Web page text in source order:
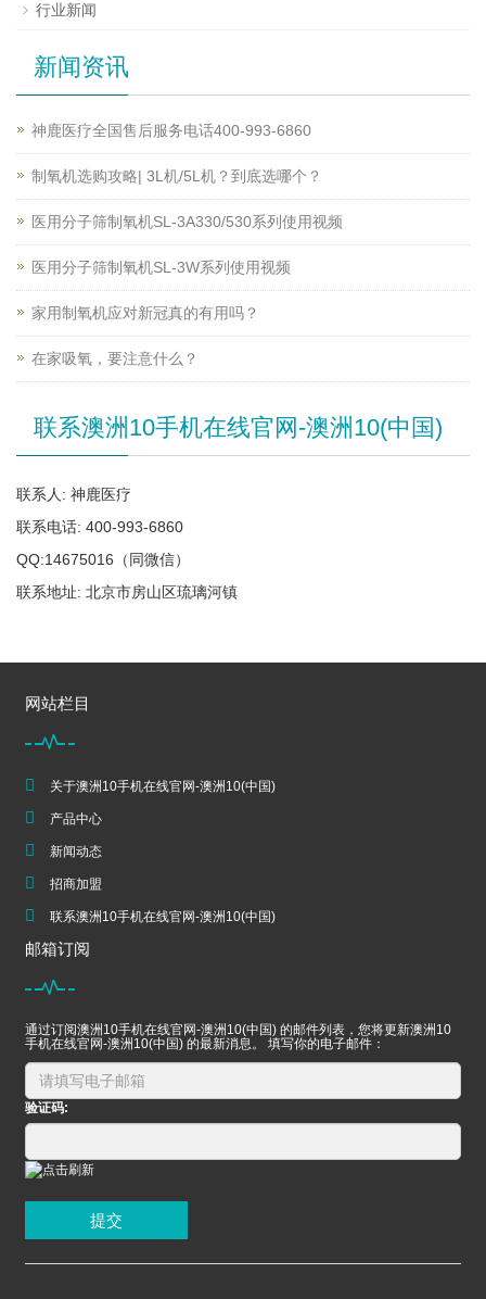
行业新闻
新闻资讯
神鹿医疗全国售后服务电话400-993-6860
制氧机选购攻略| 3L机/5L机？到底选哪个？
医用分子筛制氧机SL-3A330/530系列使用视频
医用分子筛制氧机SL-3W系列使用视频
家用制氧机应对新冠真的有用吗？
在家吸氧，要注意什么？
联系澳洲10手机在线官网-澳洲10(中国)
联系人: 神鹿医疗
联系电话: 400-993-6860
QQ:14675016（同微信）
联系地址: 北京市房山区琉璃河镇
网站栏目
关于澳洲10手机在线官网-澳洲10(中国)
产品中心
新闻动态
招商加盟
联系澳洲10手机在线官网-澳洲10(中国)
邮箱订阅
通过订阅澳洲10手机在线官网-澳洲10(中国) 的邮件列表，您将更新澳洲10
手机在线官网-澳洲10(中国) 的最新消息。 填写你的电子邮件：
验证码:
提交